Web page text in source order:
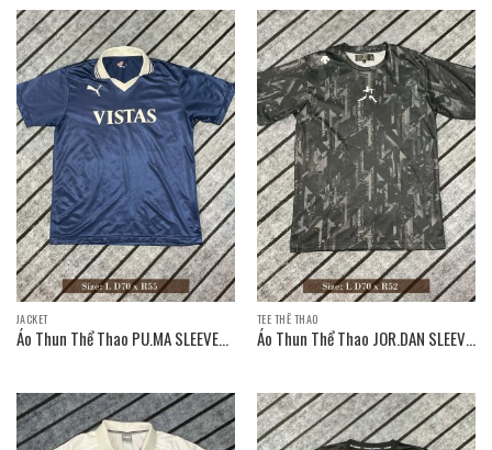
JACKET
Áo Thun Thể Thao PU.MA SLEEVE
TEE THỂ THAO
Áo Thun Thể Thao JOR.DAN SLEEVE